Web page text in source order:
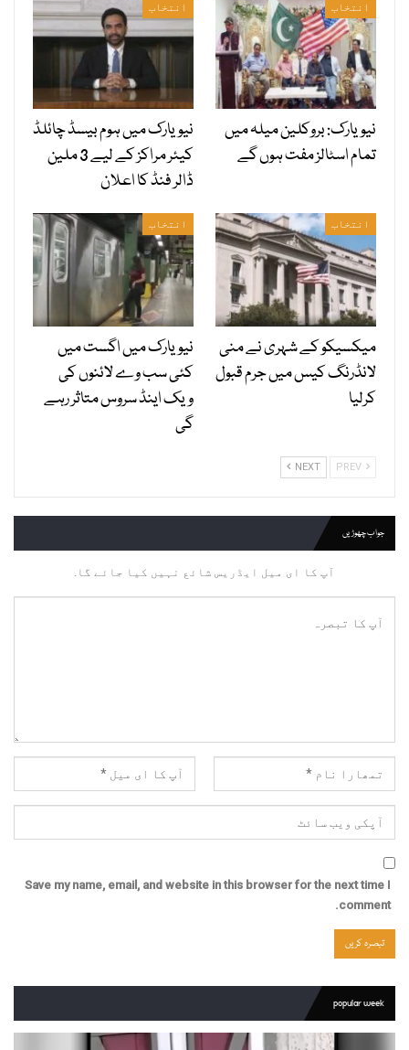
انتخاب
نیویارک: بروکلین میلہ میں
تمام اسٹالز مفت ہوں گے
انتخاب
نیویارک میں ہوم بیسڈ چائلڈ
کیئر مراکز کے لیے 3 ملین
ڈالر فنڈ کا اعلان
انتخاب
میکسیکو کے شہری نے منی
لانڈرنگ کیس میں جرم قبول
کرلیا
انتخاب
نیویارک میں اگست میں
کئی سب وے لائنوں کی
ویک اینڈ سروس متاثر رہے
گی
NEXT
جواب چھوڑیں
آپ کا ای میل ایڈریس شائع نہیں کیا جائے گا.
Save my name, email, and website in this browser for the next time I
comment.
popular week